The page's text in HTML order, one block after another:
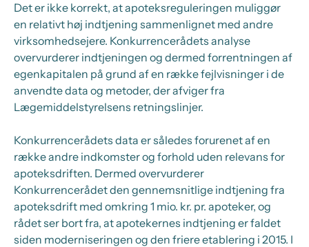
Det er ikke korrekt, at apoteksreguleringen muliggør
en relativt høj indtjening sammenlignet med andre
virksomhedsejere. Konkurrencerådets analyse
overvurderer indtjeningen og dermed forrentningen af
egenkapitalen på grund af en række fejlvisninger i de
anvendte data og metoder, der afviger fra
Lægemiddelstyrelsens retningslinjer.
Konkurrencerådets data er således forurenet af en
række andre indkomster og forhold uden relevans for
apoteksdriften. Dermed overvurderer
Konkurrencerådet den gennemsnitlige indtjening fra
apoteksdrift med omkring 1 mio. kr. pr. apoteker, og
rådet ser bort fra, at apotekernes indtjening er faldet
siden moderniseringen og den friere etablering i 2015. I